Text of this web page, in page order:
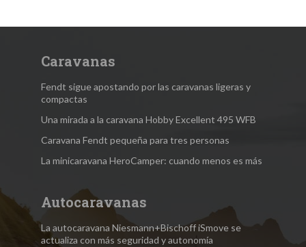
Caravanas
Fendt sigue apostando por las caravanas ligeras y
compactas
Una mirada a la caravana Hobby Excellent 495 WFB
Caravana Fendt pequeña para tres personas
La minicaravana HeroCamper: cuando menos es más
Autocaravanas
La autocaravana Niesmann+Bischoff iSmove se
actualiza con más seguridad y autonomía